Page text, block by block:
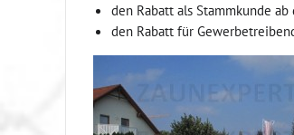
den Rabatt als Stammkunde
den Rabatt für